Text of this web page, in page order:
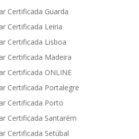
Certificada Guarda
Certificada Leiria
Certificada Lisboa
Certificada Madeira
Certificada ONLINE
Certificada Portalegre
Certificada Porto
Certificada Santarém
Certificada Setúbal